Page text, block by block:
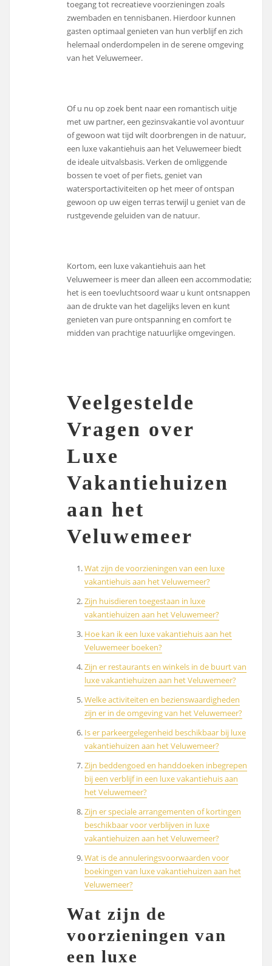
toegang tot recreatieve voorzieningen zoals
zwembaden en tennisbanen. Hierdoor kunnen
gasten optimaal genieten van hun verblijf en zich
helemaal onderdompelen in de serene omgeving
van het Veluwemeer.
Of u nu op zoek bent naar een romantisch uitje
met uw partner, een gezinsvakantie vol avontuur
of gewoon wat tijd wilt doorbrengen in de natuur,
een luxe vakantiehuis aan het Veluwemeer biedt
de ideale uitvalsbasis. Verken de omliggende
bossen te voet of per fiets, geniet van
watersportactiviteiten op het meer of ontspan
gewoon op uw eigen terras terwijl u geniet van de
rustgevende geluiden van de natuur.
Kortom, een luxe vakantiehuis aan het
Veluwemeer is meer dan alleen een accommodatie;
het is een toevluchtsoord waar u kunt ontsnappen
aan de drukte van het dagelijks leven en kunt
genieten van pure ontspanning en comfort te
midden van prachtige natuurlijke omgevingen.
Veelgestelde
Vragen over
Luxe
Vakantiehuizen
aan het
Veluwemeer
Wat zijn de voorzieningen van een luxe
vakantiehuis aan het Veluwemeer?
Zijn huisdieren toegestaan in luxe
vakantiehuizen aan het Veluwemeer?
Hoe kan ik een luxe vakantiehuis aan het
Veluwemeer boeken?
Zijn er restaurants en winkels in de buurt van
luxe vakantiehuizen aan het Veluwemeer?
Welke activiteiten en bezienswaardigheden
zijn er in de omgeving van het Veluwemeer?
Is er parkeergelegenheid beschikbaar bij luxe
vakantiehuizen aan het Veluwemeer?
Zijn beddengoed en handdoeken inbegrepen
bij een verblijf in een luxe vakantiehuis aan
het Veluwemeer?
Zijn er speciale arrangementen of kortingen
beschikbaar voor verblijven in luxe
vakantiehuizen aan het Veluwemeer?
Wat is de annuleringsvoorwaarden voor
boekingen van luxe vakantiehuizen aan het
Veluwemeer?
Wat zijn de
voorzieningen van
een luxe